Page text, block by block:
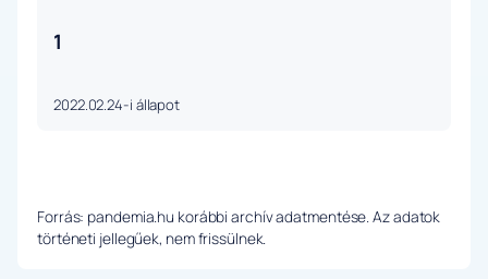
1
2022.02.24-i állapot
Forrás: pandemia.hu korábbi archív adatmentése. Az adatok
történeti jellegűek, nem frissülnek.